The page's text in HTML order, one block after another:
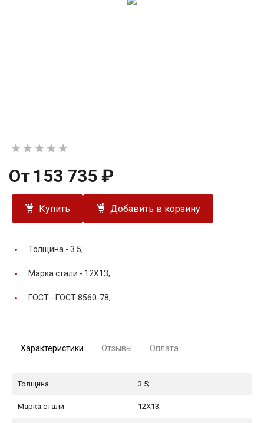
От 153 735 ₽
Купить Добавить в корзину
Толщина - 3.5;
Марка стали - 12Х13;
ГОСТ - ГОСТ 8560-78;
Характеристики Отзывы Оплата
Толщина 3.5;
Марка стали 12Х13;